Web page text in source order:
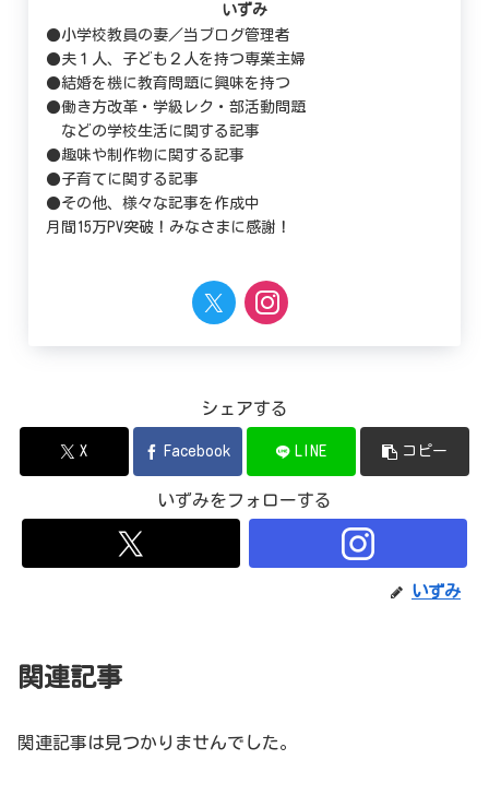
いずみ
●小学校教員の妻／当ブログ管理者
●夫１人、子ども２人を持つ専業主婦
●結婚を機に教育問題に興味を持つ
●働き方改革・学級レク・部活動問題
などの学校生活に関する記事
●趣味や制作物に関する記事
●子育てに関する記事
●その他、様々な記事を作成中
月間15万PV突破！みなさまに感謝！
シェアする
X Facebook LINE コピー
いずみをフォローする
いずみ
関連記事
関連記事は見つかりませんでした。